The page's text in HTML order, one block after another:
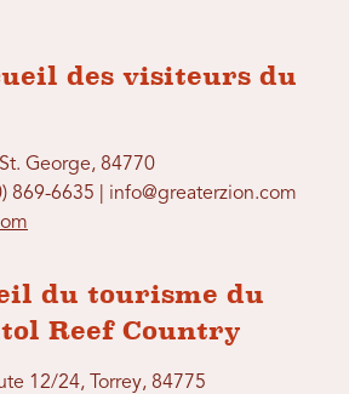
des visiteurs du
George, 84770
869-6635 | info@greaterzion.com
du tourisme du
Reef Country
12/24, Torrey, 84775